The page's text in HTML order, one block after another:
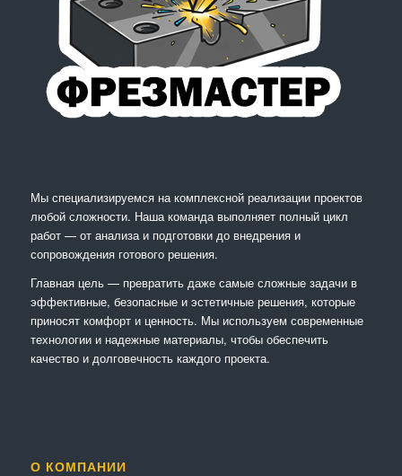
Мы специализируемся на комплексной реализации проектов
любой сложности. Наша команда выполняет полный цикл
работ — от анализа и подготовки до внедрения и
сопровождения готового решения.
Главная цель — превратить даже самые сложные задачи в
эффективные, безопасные и эстетичные решения, которые
приносят комфорт и ценность. Мы используем современные
технологии и надежные материалы, чтобы обеспечить
качество и долговечность каждого проекта.
О КОМПАНИИ